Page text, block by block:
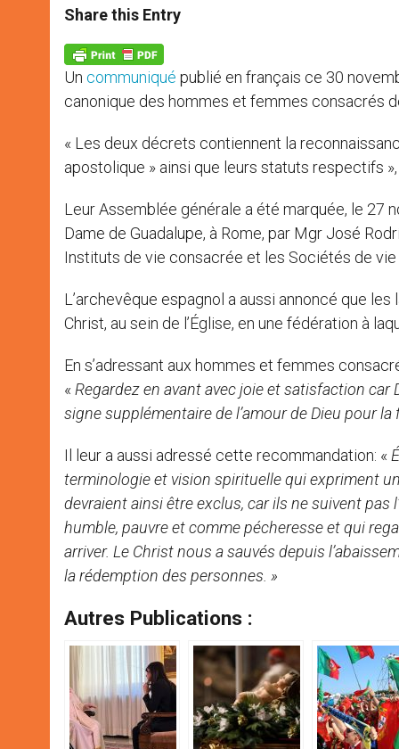
t
s
A
p
p
s
e
n
g
e
r
e
b
o
k
Share this Entry
Un communiqué publié en français ce 30
canonique des hommes et femmes consacrés
« Les deux décrets contiennent la
apostolique » ainsi que leurs statuts respectifs
Leur Assemblée générale a été marquée, le 27
Dame de Guadalupe, à Rome, par Mgr José
Instituts de vie consacrée et les Sociétés de
L’archevêque espagnol a aussi annoncé que
Christ, au sein de l’Église, en une fédération à
En s’adressant aux hommes et femmes
« Regardez en avant avec joie et satisfaction car
signe supplémentaire de l’amour de Dieu pour
Il leur a aussi adressé cette recommandation: «
terminologie et vision spirituelle qui expriment
devraient ainsi être exclus, car ils ne suivent pas
humble, pauvre et comme pécheresse et qui
arriver. Le Christ nous a sauvés depuis
la rédemption des personnes. »
Autres Publications :